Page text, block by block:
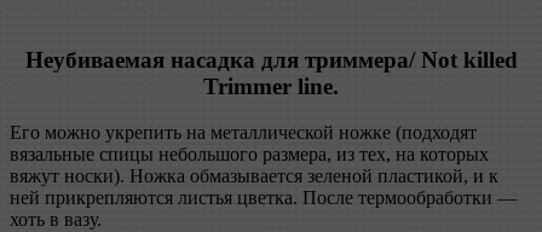
Неубиваемая насадка для триммера/ Not killed
Trimmer line.
Его можно укрепить на металлической ножке (подходят
вязальные спицы небольшого размера, из тех, на которых
вяжут носки). Ножка обмазывается зеленой пластикой, и к
ней прикрепляются листья цветка. После термообработки —
хоть в вазу.